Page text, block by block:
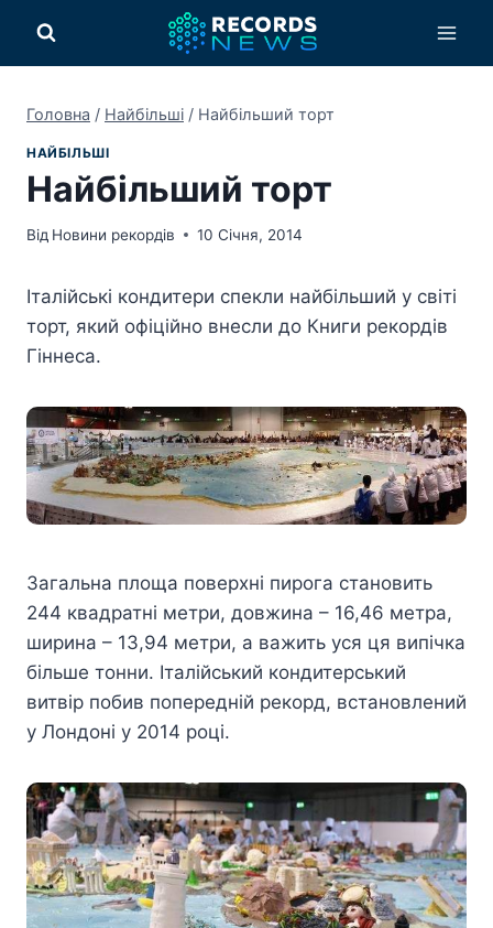
вмісту
Головна / Найбільші / Найбільший торт
НАЙБІЛЬШІ
Найбільший торт
Від Новини рекордів 10 Січня, 2014
Італійські кондитери спекли найбільший у світі
торт, який офіційно внесли до Книги рекордів
Гіннеса.
Загальна площа поверхні пирога становить
244 квадратні метри, довжина – 16,46 метра,
ширина – 13,94 метри, а важить уся ця випічка
більше тонни. Італійський кондитерський
витвір побив попередній рекорд, встановлений
у Лондоні у 2014 році.